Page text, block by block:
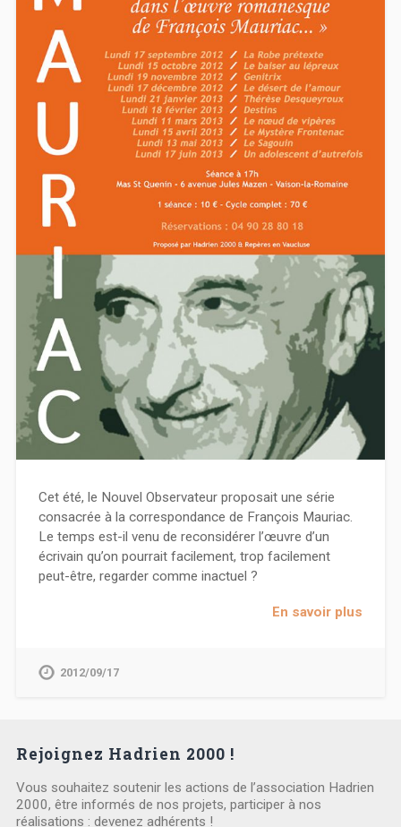
Cet été, le Nouvel Observateur proposait une série
consacrée à la correspondance de François Mauriac.
Le temps est-il venu de reconsidérer l’œuvre d’un
écrivain qu’on pourrait facilement, trop facilement
peut-être, regarder comme inactuel ?
En savoir plus
2012/09/17
Rejoignez Hadrien 2000 !
Vous souhaitez soutenir les actions de l’association Hadrien
2000, être informés de nos projets, participer à nos
réalisations : devenez adhérents !